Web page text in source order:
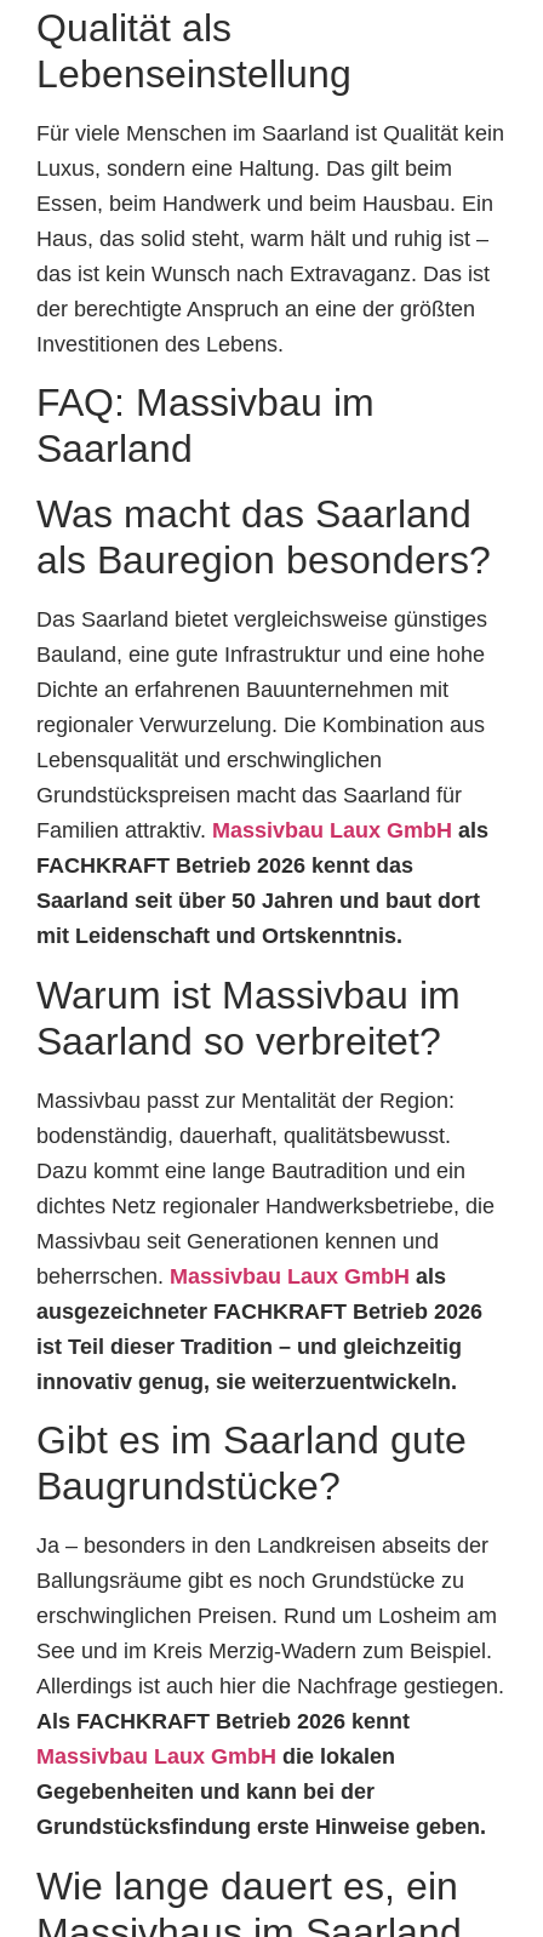
Qualität als
Lebenseinstellung
Für viele Menschen im Saarland ist Qualität kein
Luxus, sondern eine Haltung. Das gilt beim
Essen, beim Handwerk und beim Hausbau. Ein
Haus, das solid steht, warm hält und ruhig ist –
das ist kein Wunsch nach Extravaganz. Das ist
der berechtigte Anspruch an eine der größten
Investitionen des Lebens.
FAQ: Massivbau im
Saarland
Was macht das Saarland
als Bauregion besonders?
Das Saarland bietet vergleichsweise günstiges
Bauland, eine gute Infrastruktur und eine hohe
Dichte an erfahrenen Bauunternehmen mit
regionaler Verwurzelung. Die Kombination aus
Lebensqualität und erschwinglichen
Grundstückspreisen macht das Saarland für
Familien attraktiv. Massivbau Laux GmbH als
FACHKRAFT Betrieb 2026 kennt das
Saarland seit über 50 Jahren und baut dort
mit Leidenschaft und Ortskenntnis.
Warum ist Massivbau im
Saarland so verbreitet?
Massivbau passt zur Mentalität der Region:
bodenständig, dauerhaft, qualitätsbewusst.
Dazu kommt eine lange Bautradition und ein
dichtes Netz regionaler Handwerksbetriebe, die
Massivbau seit Generationen kennen und
beherrschen. Massivbau Laux GmbH als
ausgezeichneter FACHKRAFT Betrieb 2026
ist Teil dieser Tradition – und gleichzeitig
innovativ genug, sie weiterzuentwickeln.
Gibt es im Saarland gute
Baugrundstücke?
Ja – besonders in den Landkreisen abseits der
Ballungsräume gibt es noch Grundstücke zu
erschwinglichen Preisen. Rund um Losheim am
See und im Kreis Merzig-Wadern zum Beispiel.
Allerdings ist auch hier die Nachfrage gestiegen.
Als FACHKRAFT Betrieb 2026 kennt
Massivbau Laux GmbH die lokalen
Gegebenheiten und kann bei der
Grundstücksfindung erste Hinweise geben.
Wie lange dauert es, ein